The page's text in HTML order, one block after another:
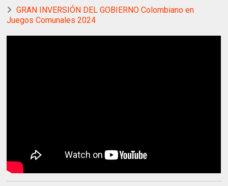
GRAN INVERSIÓN DEL GOBIERNO Colombiano en
Juegos Comunales 2024